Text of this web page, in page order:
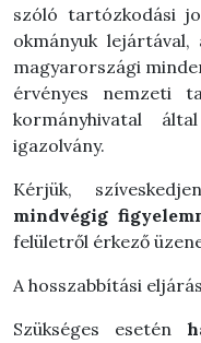
szóló tartózkodási
okmányuk
magyarországi
érvényes nemzeti
kormányhivatal
igazolvány.
Kérjük,
mindvégig
felületről érkező
A hosszabbítási
Szükséges esetén